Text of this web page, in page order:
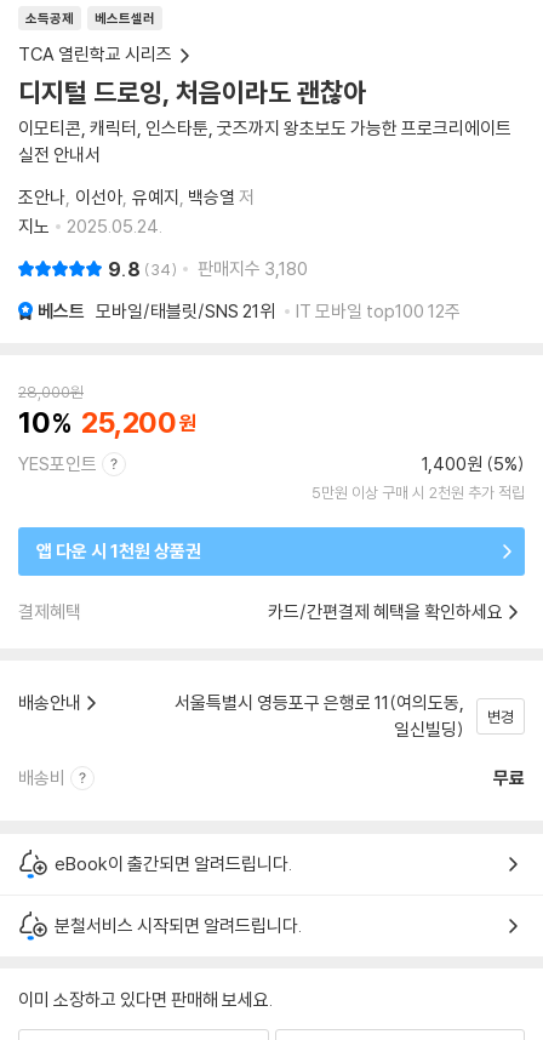
소득공제 베스트셀러
TCA 열린학교 시리즈
디지털 드로잉, 처음이라도 괜찮아
이모티콘, 캐릭터, 인스타툰, 굿즈까지 왕초보도 가능한 프로크리에이트
실전 안내서
조안나 이선아 유예지 백승열 저
지노
2025.05.24.
9.8 34 판매지수 3,180
베스트 모바일/태블릿/SNS 21위 IT 모바일 top100 12주
28,000원
10 25,200
YES포인트 1,400원 (5%)
5만원 이상 구매 시 2천원 추가 적립
앱 다운 시 1천원 상품권
결제혜택 카드/간편결제 혜택을 확인하세요
배송안내
서울특별시 영등포구 은행로 11(여의도동,
일신빌딩)
변경
배송비 무료
eBook이 출간되면 알려드립니다.
분철서비스 시작되면 알려드립니다.
이미 소장하고 있다면 판매해 보세요.